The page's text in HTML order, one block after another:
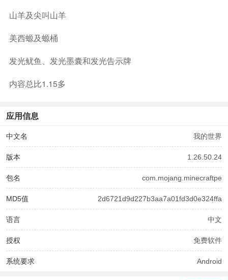
山羊及尖叫山羊
美西螈及螈桶
发光鱿鱼、发光墨囊和发光告示牌
内容总比1.15多
应用信息
中文名 我的世界
版本 1.26.50.24
包名 com.mojang.minecraftpe
MD5值 2d6721d9d227b3aa7a01fd3d0e324ffa
语言 中文
授权 免费软件
系统要求 Android